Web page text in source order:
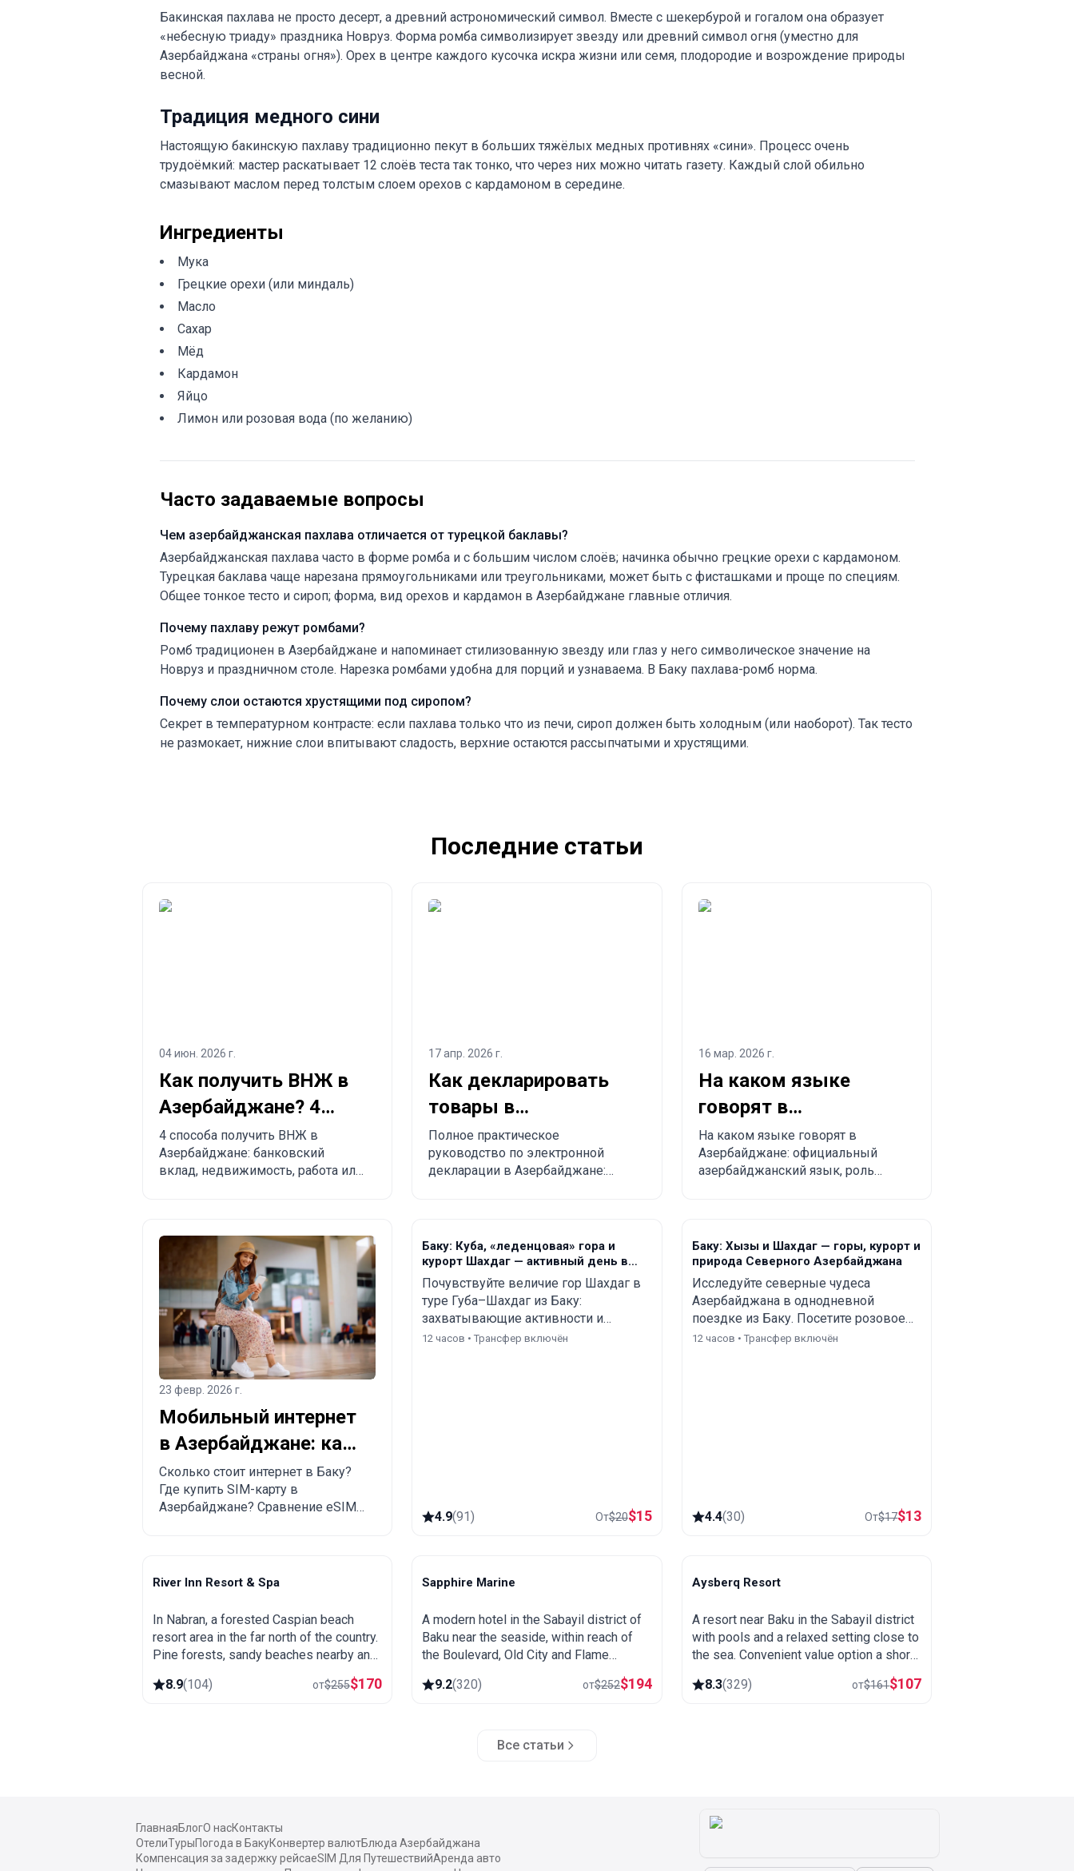
Бакинская пахлава не просто десерт, а древний астрономический символ. Вместе с шекербурой и гогалом она образует
«небесную триаду» праздника Новруз. Форма ромба символизирует звезду или древний символ огня (уместно для
Азербайджана «страны огня»). Орех в центре каждого кусочка искра жизни или семя, плодородие и возрождение природы
весной.
Традиция медного сини
Настоящую бакинскую пахлаву традиционно пекут в больших тяжёлых медных противнях «сини». Процесс очень
трудоёмкий: мастер раскатывает 12 слоёв теста так тонко, что через них можно читать газету. Каждый слой обильно
смазывают маслом перед толстым слоем орехов с кардамоном в середине.
Ингредиенты
Мука
Грецкие орехи (или миндаль)
Масло
Сахар
Мёд
Кардамон
Яйцо
Лимон или розовая вода (по желанию)
Часто задаваемые вопросы
Чем азербайджанская пахлава отличается от турецкой баклавы?
Азербайджанская пахлава часто в форме ромба и с большим числом слоёв; начинка обычно грецкие орехи с кардамоном.
Турецкая баклава чаще нарезана прямоугольниками или треугольниками, может быть с фисташками и проще по специям.
Общее тонкое тесто и сироп; форма, вид орехов и кардамон в Азербайджане главные отличия.
Почему пахлаву режут ромбами?
Ромб традиционен в Азербайджане и напоминает стилизованную звезду или глаз у него символическое значение на
Новруз и праздничном столе. Нарезка ромбами удобна для порций и узнаваема. В Баку пахлава-ромб норма.
Почему слои остаются хрустящими под сиропом?
Секрет в температурном контрасте: если пахлава только что из печи, сироп должен быть холодным (или наоборот). Так тесто
не размокает, нижние слои впитывают сладость, верхние остаются рассыпчатыми и хрустящими.
Последние статьи
04 июн. 2026 г.
Как получить ВНЖ в
Азербайджане? 4
способа
легализоваться
4 способа получить ВНЖ в
Азербайджане: банковский
вклад, недвижимость, работа или
17 апр. 2026 г.
Как декларировать
товары в
Азербайджане и
заказывать из Китая
Полное практическое
руководство по электронной
декларации в Азербайджане:
запрещённые товары, сроки
доставки и пошаговый процесс
заказа из Китая, Турции, США и
других стран в Азербайджан.
16 мар. 2026 г.
На каком языке
говорят в
Азербайджане:
полное объяснение
На каком языке говорят в
Азербайджане: официальный
азербайджанский язык, роль
советы туристам и тем, кто
планирует переезд.
23 февр. 2026 г.
Мобильный интернет
в Азербайджане: как
купить SIM-карту и
eSIM в Баку
Сколько стоит интернет в Баку?
Где купить SIM-карту в
Азербайджане? Сравнение eSIM:
Баку: Куба, «леденцовая» гора и
курорт Шахдаг — активный день в
горах
Почувствуйте величие гор Шахдаг в
туре Губа–Шахдаг из Баку:
захватывающие активности и
потрясающие виды на живописные
12 часов • Трансфер включён
4.9(91) От$20$15
Баку: Хызы и Шахдаг — горы, курорт и
природа Северного Азербайджана
Исследуйте северные чудеса
Азербайджана в однодневной
поездке из Баку. Посетите розовое
озеро, горы Хызы, Бешбармак, Кубу
12 часов • Трансфер включён
4.4(30) От$17$13
Nabran
River Inn Resort & Spa
In Nabran, a forested Caspian beach
resort area in the far north of the country.
Pine forests, sandy beaches nearby and
a spa, popular as a summer getaway
from Baku.
8.9(104) от$255$170
Baku
Sapphire Marine
A modern hotel in the Sabayil district of
Baku near the seaside, within reach of
the Boulevard, Old City and Flame
Towers. Comfortable base for exploring
the capital.
9.2(320) от$252$194
Baku
Aysberq Resort
A resort near Baku in the Sabayil district
with pools and a relaxed setting close to
the sea. Convenient value option a short
8.3(329) от$161$107
Все статьи
ГлавнаяБлогО насКонтакты
ОтелиТурыПогода в БакуКонвертер валютБлюда Азербайджана
Компенсация за задержку рейсаeSIM Для ПутешествийАренда авто